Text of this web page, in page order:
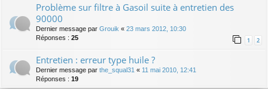
Problème sur filtre à Gasoil suite à entretien des
90000
Dernier message par Grouik « 23 mars 2012, 10:30
Réponses : 25 1 2
Entretien : erreur type huile ?
Dernier message par the_squal31 « 11 mai 2010, 12:41
Réponses : 19